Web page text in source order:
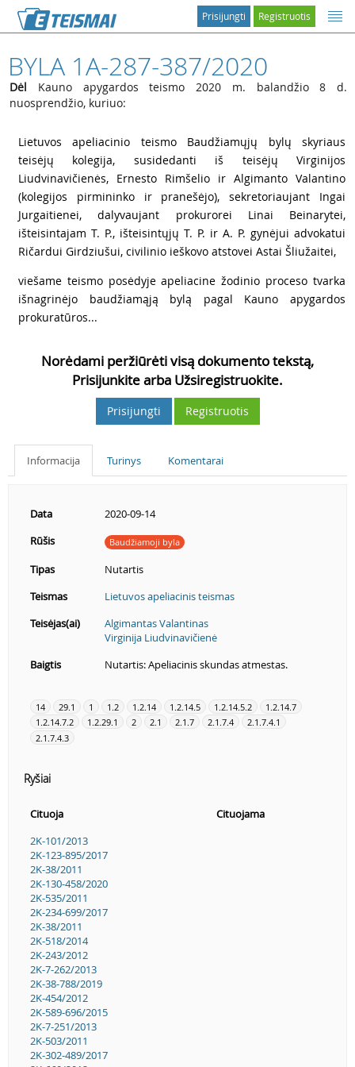
Registruotis
Prisijungti
BYLA 1A-287-387/2020
Dėl Kauno apygardos teismo 2020 m. balandžio 8 d.
nuosprendžio, kuriuo:
Lietuvos apeliacinio teismo Baudžiamųjų bylų skyriaus
teisėjų kolegija, susidedanti iš teisėjų Virginijos
Liudvinavičienės, Ernesto Rimšelio ir Algimanto Valantino
(kolegijos pirmininko ir pranešėjo), sekretoriaujant Ingai
Jurgaitienei, dalyvaujant prokurorei Linai Beinarytei,
išteisintajam T. P., išteisintųjų T. P. ir A. P. gynėjui advokatui
Ričardui Girdziušui, civilinio ieškovo atstovei Astai Šliužaitei,
viešame teismo posėdyje apeliacine žodinio proceso tvarka
išnagrinėjo baudžiamąją bylą pagal Kauno apygardos
prokuratūros...
Norėdami peržiūrėti visą dokumento tekstą,
Prisijunkite arba Užsiregistruokite.
Prisijungti Registruotis
Informacija Turinys Komentarai
Data
2020-09-14
Rūšis
Baudžiamoji byla
Tipas
Nutartis
Teismas
Lietuvos apeliacinis teismas
Teisėjas(ai)
Algimantas Valantinas
Virginija Liudvinavičienė
Baigtis
Nutartis: Apeliacinis skundas atmestas.
14 29.1 1 1.2 1.2.14 1.2.14.5 1.2.14.5.2
1.2.14.7
1.2.14.7.2
1.2.29.1 2 2.1 2.1.7 2.1.7.4
2.1.7.4.1
2.1.7.4.3
Ryšiai
Cituoja
Cituojama
2K-101/2013
2K-123-895/2017
2K-38/2011
2K-130-458/2020
2K-535/2011
2K-234-699/2017
2K-38/2011
2K-518/2014
2K-243/2012
2K-7-262/2013
2K-38-788/2019
2K-454/2012
2K-589-696/2015
2K-7-251/2013
2K-503/2011
2K-302-489/2017